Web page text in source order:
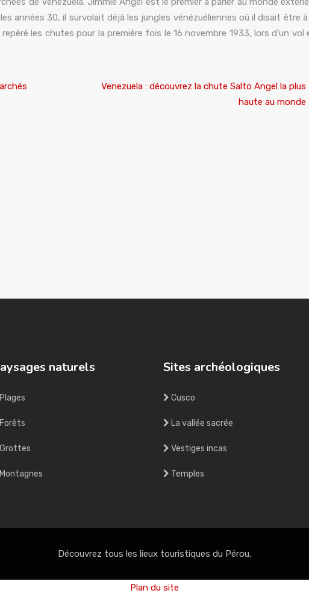
années 30, il survolait déjà les jungles vénézuéliennes où il disait être à
les chutes pour la première fois le 16 novembre 1933, lors d’un vol
Venezuela : découvrez la chute Salto Angel la plus
haute au monde
naturels
Plages
Forêts
Grottes
Montagnes
Sites archéologiques
Cusco
La vallée sacrée
Vestiges incas
Temples
Découvrez tous les lieux touristiques du Pérou.
Plan du site